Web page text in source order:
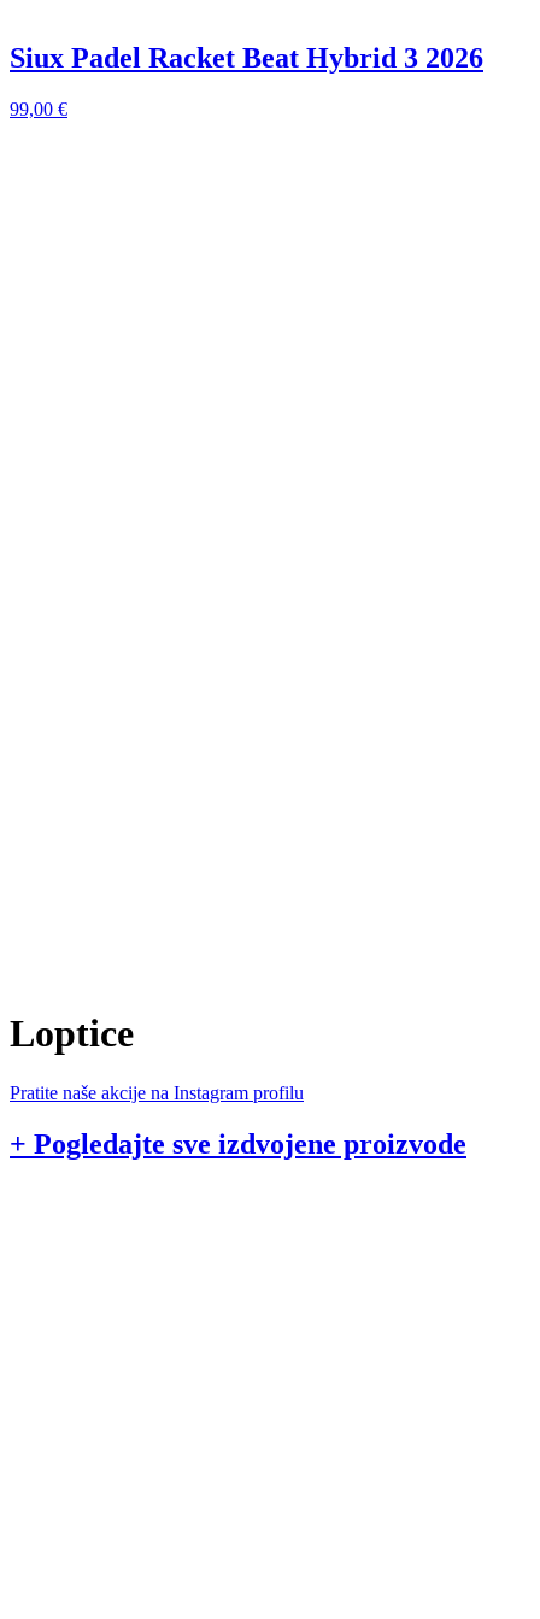
Siux Padel Racket Beat Hybrid 3 2026
99,00 €
Loptice
Pratite naše akcije na Instagram profilu
+ Pogledajte sve izdvojene proizvode